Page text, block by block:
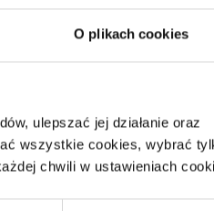
O plikach cookies
ulepszać jej działanie oraz
wszystkie cookies, wybrać
chwili w ustawieniach
materiały i
które podkreślają